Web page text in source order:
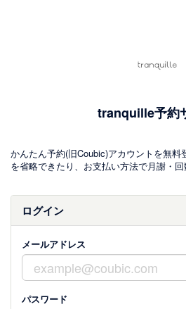
tranquille予約
かんたん予約(旧Coubic)アカウントを無料
を省略できたり、お支払い方法で月謝・回
ログイン
メールアドレス
パスワード